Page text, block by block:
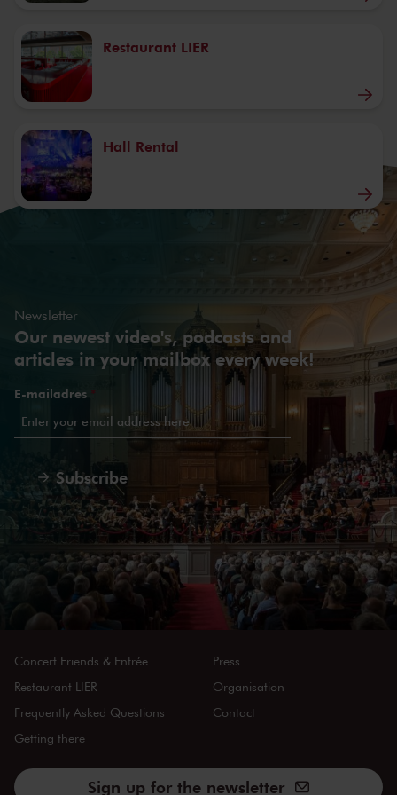
Restaurant LIER
Hall Rental
Newsletter
Our newest video's, podcasts and
articles in your mailbox every week!
E-mailadres *
Subscribe
Concert Friends & Entrée
Restaurant LIER
Frequently Asked Questions
Getting there
Press
Organisation
Contact
Sign up for the newsletter